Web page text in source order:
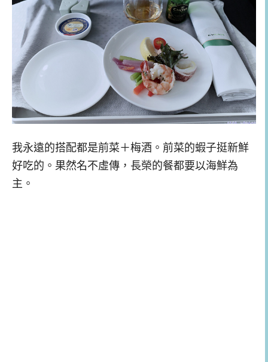
我永遠的搭配都是前菜＋梅酒。前菜的蝦子挺新鮮
好吃的。果然名不虛傳，長榮的餐都要以海鮮為
主。